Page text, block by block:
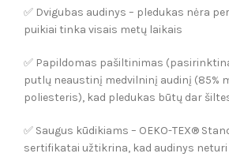
✅ Dvigubas audinys – pledukas nėra
puikiai tinka visais metų laikais
✅ Papildomas pašiltinimas
putlų neaustinį medvilninį audinį (85%
poliesteris), kad pledukas būtų dar
✅ Saugus kūdikiams – OEKO-TEX®
sertifikatai užtikrina, kad audinys